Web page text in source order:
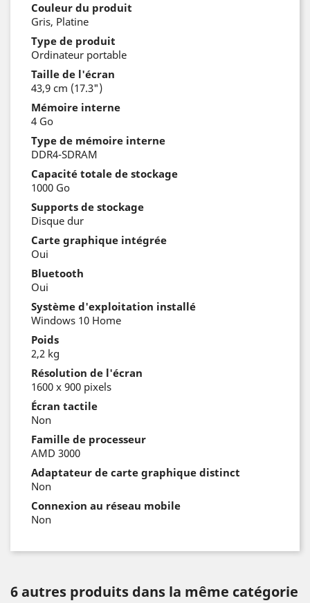
Couleur du produit
Gris, Platine
Type de produit
Ordinateur portable
Taille de l'écran
43,9 cm (17.3")
Mémoire interne
4 Go
Type de mémoire interne
DDR4-SDRAM
Capacité totale de stockage
1000 Go
Supports de stockage
Disque dur
Carte graphique intégrée
Oui
Bluetooth
Oui
Système d'exploitation installé
Windows 10 Home
Poids
2,2 kg
Résolution de l'écran
1600 x 900 pixels
Écran tactile
Non
Famille de processeur
AMD 3000
Adaptateur de carte graphique distinct
Non
Connexion au réseau mobile
Non
6 autres produits dans la même catégorie